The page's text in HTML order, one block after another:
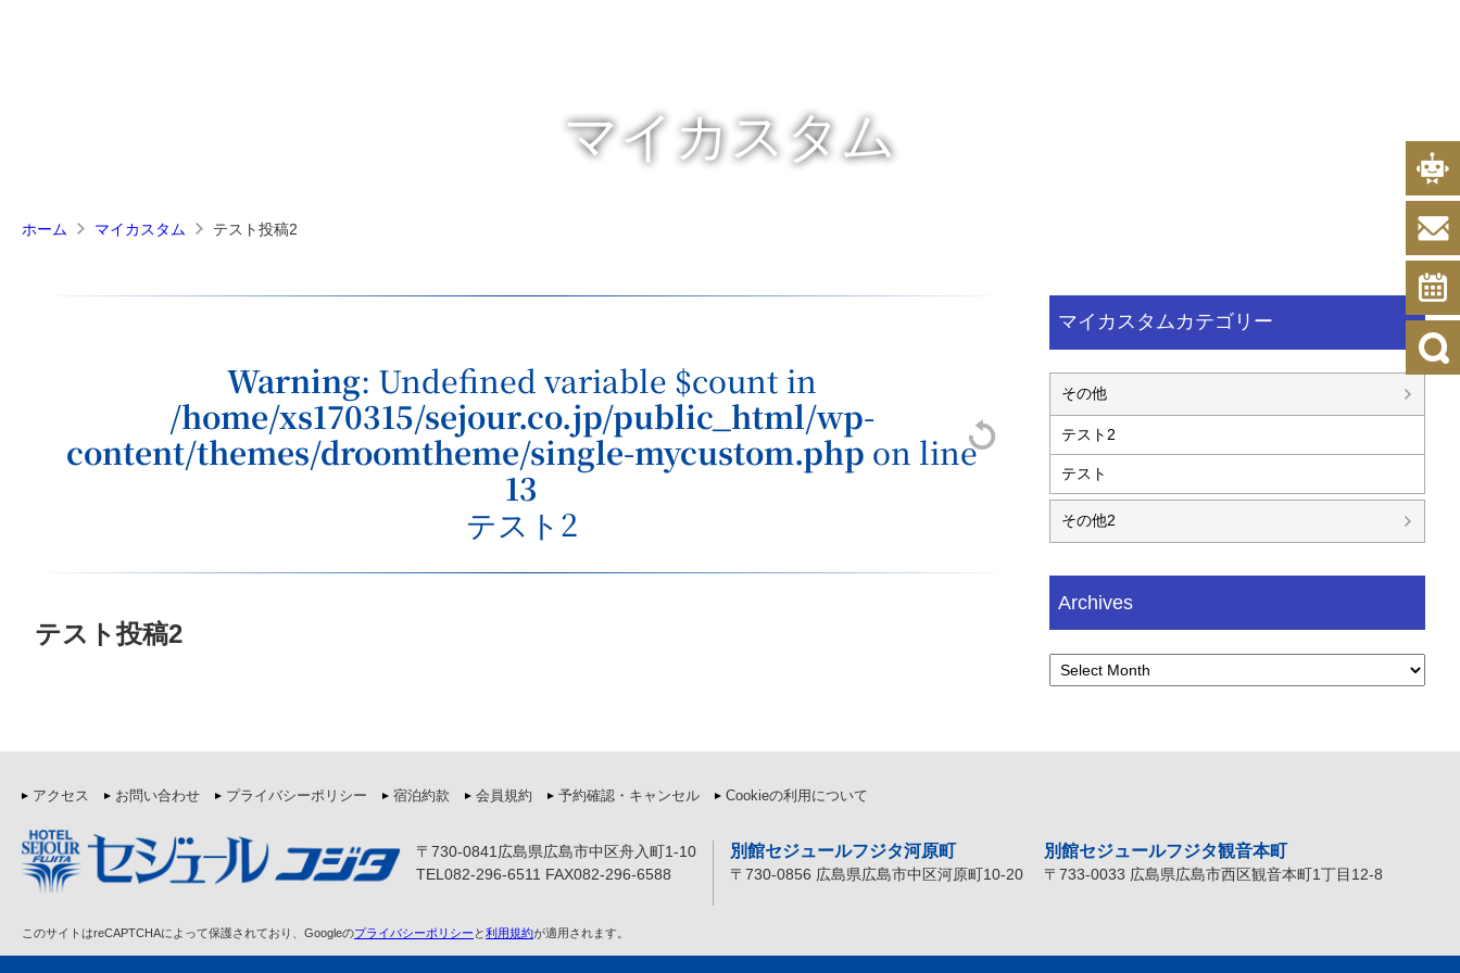
マイカスタム
ホーム マイカスタム テスト投稿2
Warning: Undefined variable $count in
/home/xs170315/sejour.co.jp/public_html/wp-
content/themes/droomtheme/single-mycustom.php on line
13
テスト2
テスト投稿2
マイカスタムカテゴリー
その他
テスト2
テスト
その他2
Archives
アクセス お問い合わせ プライバシーポリシー 宿泊約款 会員規約 予約確認・キャンセル Cookieの利用について
〒730-0841広島県広島市中区舟入町1-10
TEL082-296-6511 FAX082-296-6588
別館セジュールフジタ河原町
〒730-0856 広島県広島市中区河原町10-20
別館セジュールフジタ観音本町
〒733-0033 広島県広島市西区観音本町1丁目12-8
このサイトはreCAPTCHAによって保護されており、Googleのプライバシーポリシー と利用規約が適用されます。